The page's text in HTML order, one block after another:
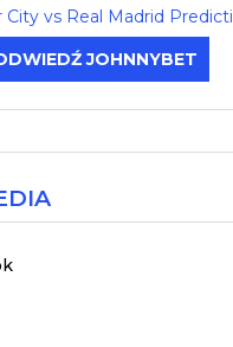
City vs Real Madrid
JOHNNYBET